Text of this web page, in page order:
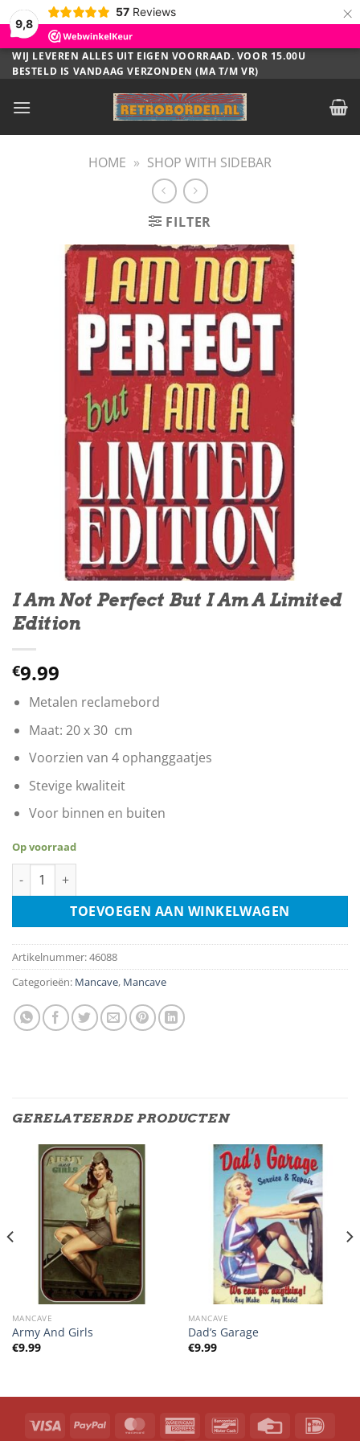
9,8
57 Reviews ×
Ga
naar
WIJ LEVEREN ALLES UIT EIGEN VOORRAAD. VOOR 15.00U
BESTELD IS VANDAAG VERZONDEN (MA T/M VR)
HOME » SHOP WITH SIDEBAR
FILTER
I Am Not Perfect But I Am A Limited
Edition
€9.99
Metalen reclamebord
Maat: 20 x 30 cm
Voorzien van 4 ophanggaatjes
Stevige kwaliteit
Voor binnen en buiten
Op voorraad
I Am Not Perfect But I Am A Limited Edition aantal
TOEVOEGEN AAN WINKELWAGEN
Artikelnummer:46088
Categorieën: Mancave, Mancave
GERELATEERDE PRODUCTEN
MANCAVE
Army And Girls
€9.99
MANCAVE
Dad’s Garage
€9.99